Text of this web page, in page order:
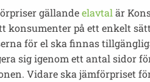
gällandeelavtal är
på ett enkelt
för el ska finnas
sig igenom ett antal sidor
Vidare ska jämförpriset